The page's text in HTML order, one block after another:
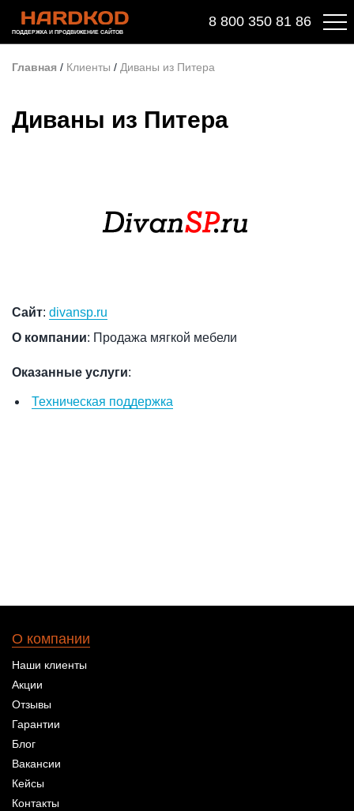
ПОДДЕРЖКА И ПРОДВИЖЕНИЕ САЙТОВ
8 800 350 81 86
Главная / Клиенты / Диваны из Питера
Диваны из Питера
Сайт: divansp.ru
О компании: Продажа мягкой мебели
Оказанные услуги:
Техническая поддержка
О компании
Наши клиенты
Акции
Отзывы
Гарантии
Блог
Вакансии
Кейсы
Контакты